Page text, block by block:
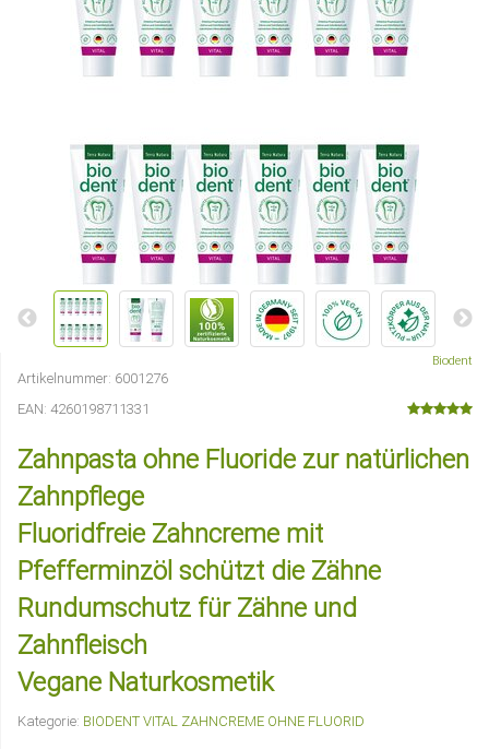
Biodent
Artikelnummer: 6001276
EAN: 4260198711331
Zahnpasta ohne Fluoride zur natürlichen
Zahnpflege
Fluoridfreie Zahncreme mit
Pfefferminzöl schützt die Zähne
Rundumschutz für Zähne und
Zahnfleisch
Vegane Naturkosmetik
Kategorie: BIODENT VITAL ZAHNCREME OHNE FLUORID